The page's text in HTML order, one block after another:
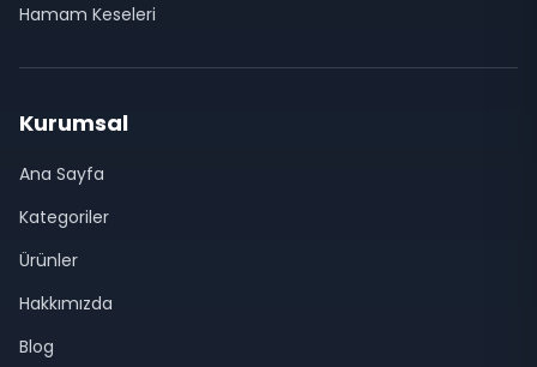
Hamam Keseleri
Kurumsal
Ana Sayfa
Kategoriler
Ürünler
Hakkımızda
Blog